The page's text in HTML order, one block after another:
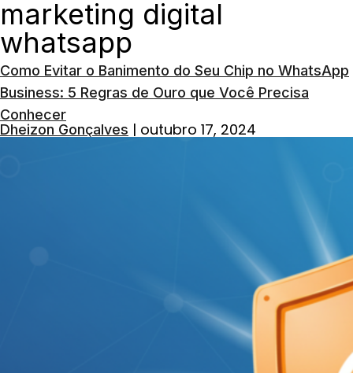
marketing digital
whatsapp
Como Evitar o Banimento do Seu Chip no WhatsApp
Business: 5 Regras de Ouro que Você Precisa
Conhecer
Dheizon Gonçalves | outubro 17, 2024